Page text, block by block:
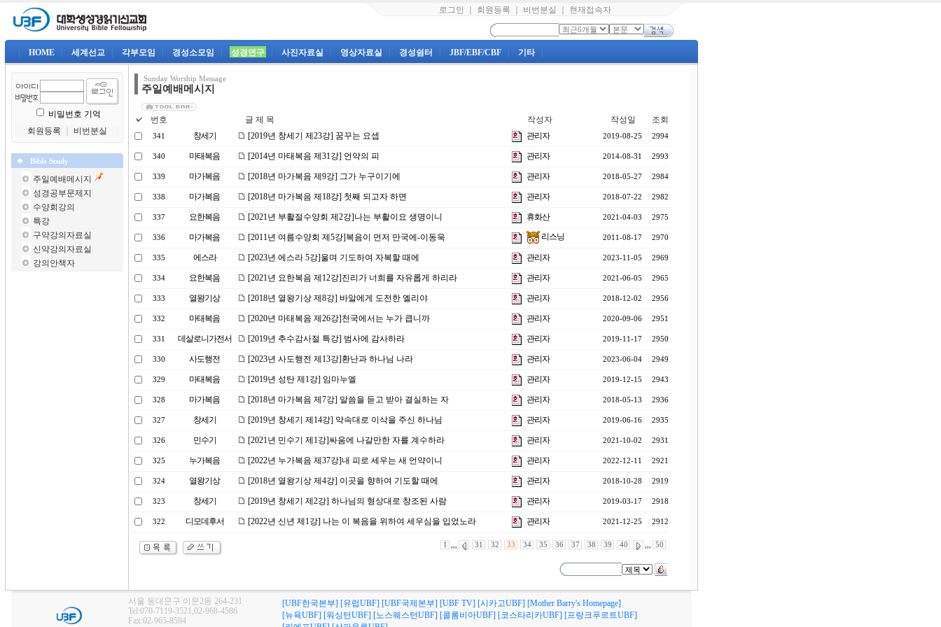
로그인 회원등록 비번분실 현재접속자
HOME 세계선교 각부모임 경성소모임 성경연구 사진자료실 영상자료실 경성쉼터 JBF/EBF/CBF 기타
비밀번호 기억
회원등록
비번분실
Bible Study
주일예배메시지
성경공부문제지
수양회강의
특강
구약강의자료실
신약강의자료실
강의안책자
Sunday Worship Message
주일예배메시지
번호 글 제 목 작성자 작성일 조회
341 창세기 [2019년 창세기 제23강] 꿈꾸는 요셉 관리자 2019-08-25 2994
340 마태복음 [2014년 마태복음 제31강] 언약의 피 관리자 2014-08-31 2993
339 마가복음 [2018년 마가복음 제9강] 그가 누구이기에 관리자 2018-05-27 2984
338 마가복음 [2018년 마가복음 제18강] 첫째 되고자 하면 관리자 2018-07-22 2982
337 요한복음 [2021년 부활절수양회 제2강]나는 부활이요 생명이니 휴화산 2021-04-03 2975
336 마가복음 [2011년 여름수양회 제5강]복음이 먼저 만국에-이동욱 리스닝 2011-08-17 2970
335 에스라 [2023년 에스라 5강]울며 기도하여 자복할 때에 관리자 2023-11-05 2969
334 요한복음 [2021년 요한복음 제12강]진리가 너희를 자유롭게 하리라 관리자 2021-06-05 2965
333 열왕기상 [2018년 열왕기상 제8강] 바알에게 도전한 엘리야 관리자 2018-12-02 2956
332 마태복음 [2020년 마태복음 제26강]천국에서는 누가 큽니까 관리자 2020-09-06 2951
331 데살로니가전서 [2019년 추수감사절 특강] 범사에 감사하라 관리자 2019-11-17 2950
330 사도행전 [2023년 사도행전 제13강]환난과 하나님 나라 관리자 2023-06-04 2949
329 마태복음 [2019년 성탄 제1강] 임마누엘 관리자 2019-12-15 2943
328 마가복음 [2018년 마가복음 제7강] 말씀을 듣고 받아 결실하는 자 관리자 2018-05-13 2936
327 창세기 [2019년 창세기 제14강] 약속대로 이삭을 주신 하나님 관리자 2019-06-16 2935
326 민수기 [2021년 민수기 제1강]싸움에 나갈만한 자를 계수하라 관리자 2021-10-02 2931
325 누가복음 [2022년 누가복음 제37강]내 피로 세우는 새 언약이니 관리자 2022-12-11 2921
324 열왕기상 [2018년 열왕기상 제4강] 이곳을 향하여 기도할 때에 관리자 2018-10-28 2919
323 창세기 [2019년 창세기 제2강] 하나님의 형상대로 창조된 사람 관리자 2019-03-17 2918
322 디모데후서 [2022년 신년 제1강] 나는 이 복음을 위하여 세우심을 입었노라 관리자 2021-12-25 2912
1 ,,, 31 32 33 34 35 36 37 38 39 40 ,,, 50
서울 동대문구 이문2동 264-231
Tel:070-7119-3521,02-968-4586
Fax:02-965-8594
[UBF한국본부] [유럽UBF] [UBF국제본부] [UBF TV] [시카고UBF] [Mother Barry's Homepage]
[뉴욕UBF] [워싱턴UBF] [노스웨스턴UBF] [콜롬비아UBF] [코스타리카UBF] [프랑크푸르트UBF]